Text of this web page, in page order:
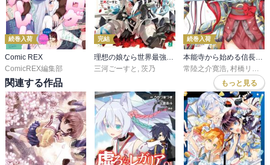
続巻入荷
Comic REX
ComicREX編集部
完結
三河ごーすと
茨乃
続巻入荷
常陸之介寛浩 村橋リョウ
関連する作品 もっと見る